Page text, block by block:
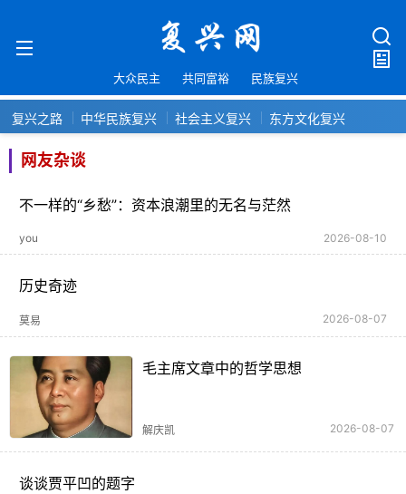
大众民主 共同富裕 民族复兴
复兴之路 中华民族复兴 社会主义复兴 东方文化复兴
网友杂谈
不一样的“乡愁”：资本浪潮里的无名与茫然
you 2026-08-10
历史奇迹
莫易 2026-08-07
毛主席文章中的哲学思想
解庆凯 2026-08-07
谈谈贾平凹的题字